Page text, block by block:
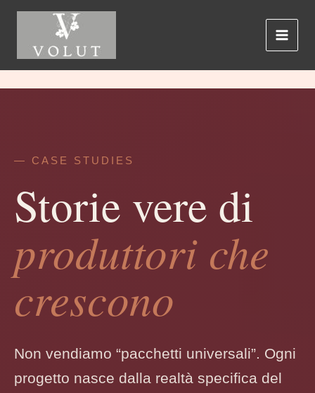
contenido
— CASE STUDIES
Storie vere di
produttori che
crescono
Non vendiamo “pacchetti universali”. Ogni
progetto nasce dalla realtà specifica del